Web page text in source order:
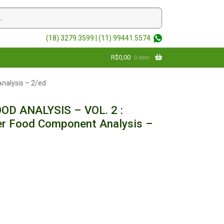
(18) 3279.3599 | (11) 99441.5574
R$0,00 0 item
– 2/ed
ANALYSIS – VOL. 2 :
Food Component Analysis –